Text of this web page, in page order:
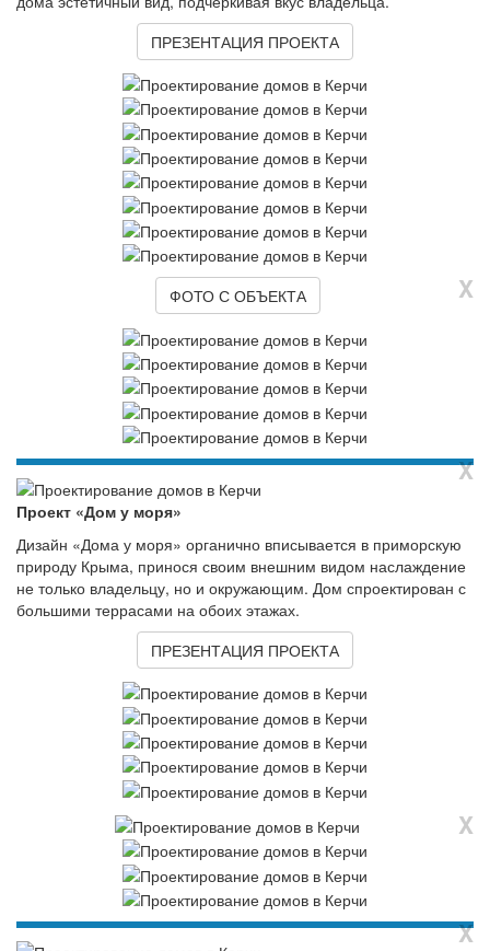
ПРЕЗЕНТАЦИЯ ПРОЕКТА
X
ФОТО С ОБЪЕКТА
X
Проект «Дом у моря»
Дизайн «Дома у моря» органично вписывается в приморскую
природу Крыма, принося своим внешним видом наслаждение
не только владельцу, но и окружающим. Дом спроектирован с
большими террасами на обоих этажах.
ПРЕЗЕНТАЦИЯ ПРОЕКТА
X
X